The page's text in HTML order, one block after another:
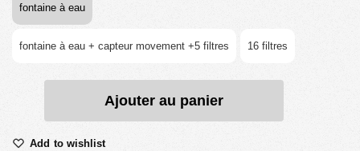
fontaine à eau
fontaine à eau + capteur movement +5 filtres 16 filtres
Ajouter au panier
Add to wishlist